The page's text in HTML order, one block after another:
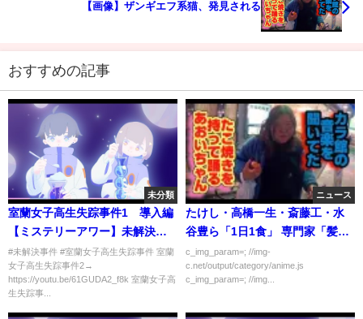
【画像】ザンギエフ系猫、発見される
おすすめの記事
未分類
室蘭女子高生失踪事件1 導入編
【ミステリーアワー】未解決事
件の謎を追う
#未解決事件 #室蘭女子高生失踪事件 室蘭
女子高生失踪事件2→
https://youtu.be/61GUDA2_f8k 室蘭女子高
生失踪事...
ニュース
たけし・高橋一生・斎藤工・水
谷豊ら「1日1食」 専門家「髪、
抜けますよ？」
c_img_param=; //img-
c.net/output/category/anime.js
c_img_param=; //img...